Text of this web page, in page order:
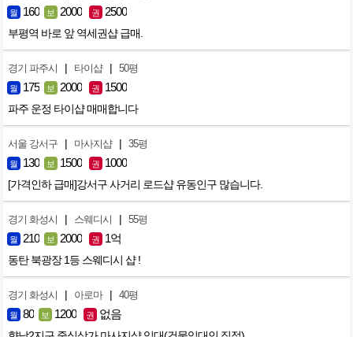
월 160 보 2000 권 2500
부평역 바로 앞 역세권샵 급매.
경기 파주시 | 타이샵 | 50평
월 175 보 2000 권 1500
파주 운정 타이샵 매매합니다
서울 강서구 | 마사지샵 | 35평
월 130 보 1500 권 1000
[가격인하 급매]강서구 사거리 로드샵 유동인구 많습니다.
경기 화성시 | 스웨디시 | 55평
월 210 보 2000 권 1억
동탄 북광장 1등 스웨디시 샵 !
경기 화성시 | 아로마 | 40평
월 80 보 1200 권 없음